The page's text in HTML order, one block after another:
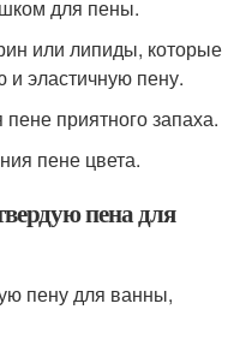
для пены.
или липиды, которые
и эластичную пену.
приятного запаха.
пене цвета.
пена для
пену для ванны,